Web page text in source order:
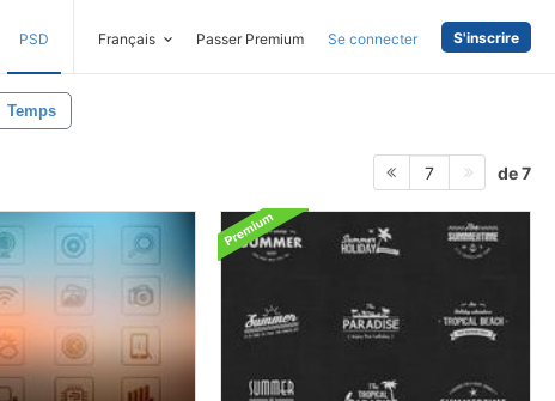
PSD Français Passer Premium Se connecter S'inscrire
Temps
7 de 7